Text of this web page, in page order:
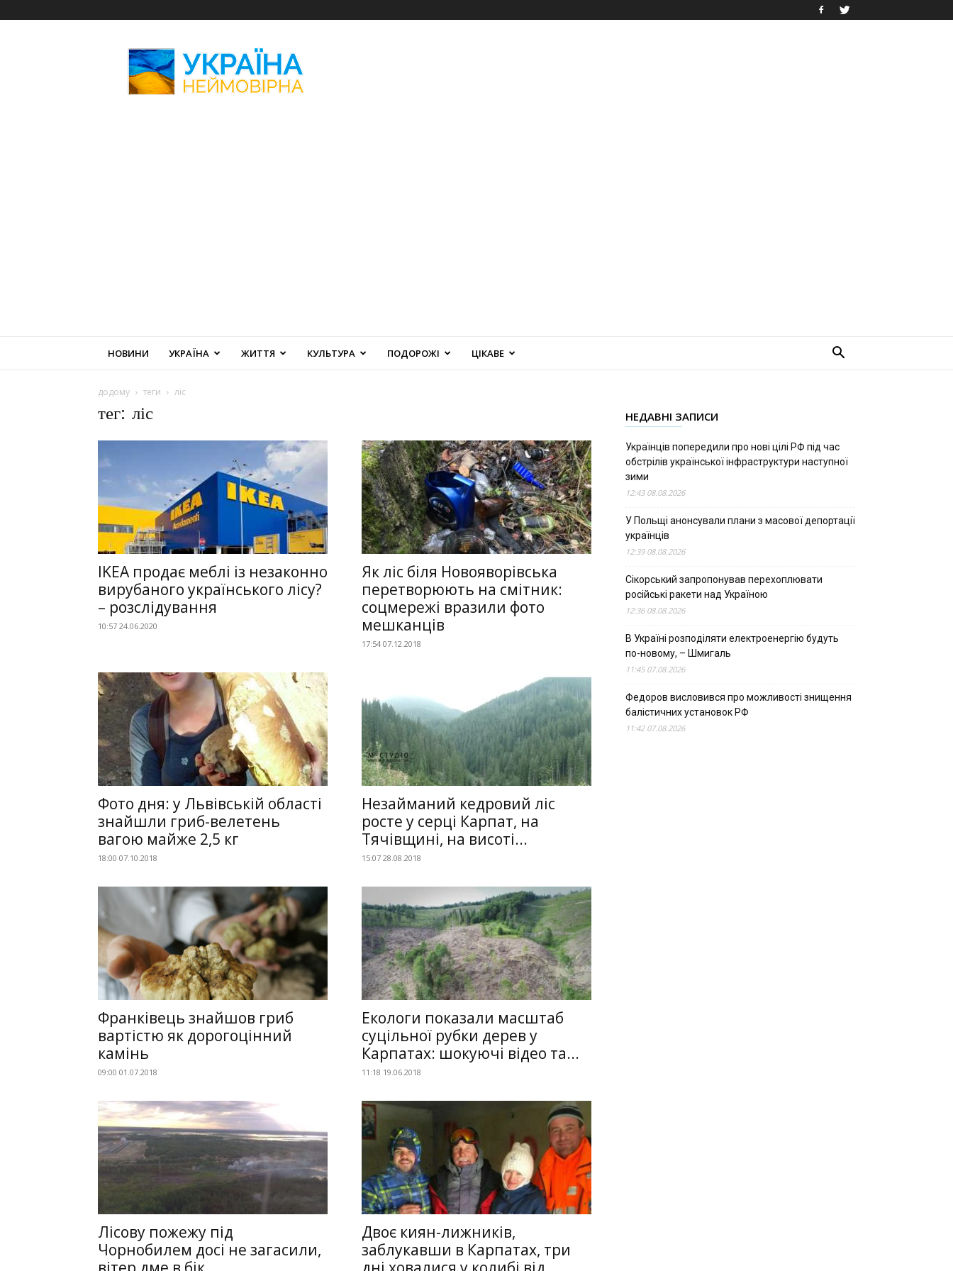
Неймовірна
НОВИНИ УКРАЇНА ЖИТТЯ КУЛЬТУРА ПОДОРОЖІ ЦІКАВЕ
додому теги ліс
тег: ліс
IKEA продає меблі із незаконно
вирубаного українського лісу?
– розслідування
10:57 24.06.2020
Як ліс біля Новояворівська
перетворюють на смітник:
соцмережі вразили фото
мешканців
17:54 07.12.2018
Фото дня: у Львівській області
знайшли гриб-велетень
вагою майже 2,5 кг
18:00 07.10.2018
Незайманий кедровий ліс
росте у серці Карпат, на
Тячівщині, на висоті...
15:07 28.08.2018
Франківець знайшов гриб
вартістю як дорогоцінний
камінь
09:00 01.07.2018
Екологи показали масштаб
суцільної рубки дерев у
Карпатах: шокуючі відео та...
11:18 19.06.2018
Лісову пожежу під
Чорнобилем досі не загасили,
Двоє киян-лижників,
заблукавши в Карпатах, три
НЕДАВНІ ЗАПИСИ
Українців попередили про нові цілі РФ під час
обстрілів української інфраструктури наступної
зими
12:43 08.08.2026
У Польщі анонсували плани з масової депортації
українців
12:39 08.08.2026
Сікорський запропонував перехоплювати
російські ракети над Україною
12:36 08.08.2026
В Україні розподіляти електроенергію будуть
по-новому, – Шмигаль
11:45 07.08.2026
Федоров висловився про можливості знищення
балістичних установок РФ
11:42 07.08.2026